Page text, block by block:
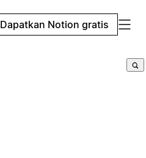
Dapatkan Notion gratis